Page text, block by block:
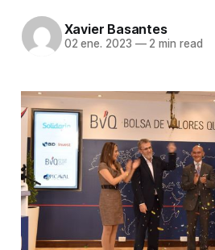
Xavier Basantes
02 ene. 2023 —2 min read